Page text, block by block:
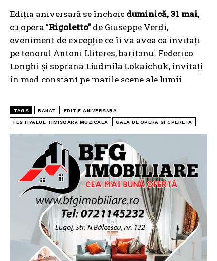
Ediția aniversară se încheie duminică, 31 mai,
cu opera ”Rigoletto” de Giuseppe Verdi,
eveniment de excepție ce îi va avea ca invitați
pe tenorul Antoni Lliteres, baritonul Federico
Longhi și soprana Liudmila Lokaichuk, invitați
în mod constant pe marile scene ale lumii.
TAGS BANAT EDITIE ANIVERSARA
FESTIVALUL TIMISOARA MUZICALA GALA DE OPERA SI OPERETA